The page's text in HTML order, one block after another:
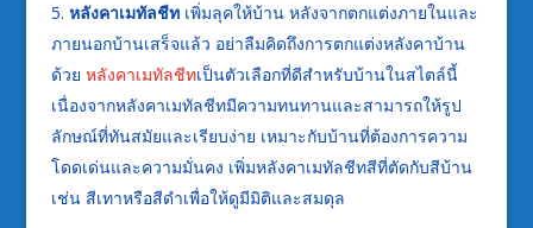
หลังคาเมทัลชีทเพิ่มลุคให้บ้าน หลังจากตกแต่งภายในและ
ภายนอกบ้านเสร็จแล้ว อย่าลืมคิดถึงการตกแต่งหลังคาบ้าน
ด้วย หลังคาเมทัลชีทเป็นตัวเลือกที่ดีสำหรับบ้านในสไตล์นี้
เนื่องจากหลังคาเมทัลชีทมีความทนทานและสามารถให้รูป
ลักษณ์ที่ทันสมัยและเรียบง่าย เหมาะกับบ้านที่ต้องการความ
โดดเด่นและความมั่นคง เพิ่มหลังคาเมทัลชีทสีที่ตัดกับสีบ้าน
เช่น สีเทาหรือสีดำเพื่อให้ดูมีมิติและสมดุล